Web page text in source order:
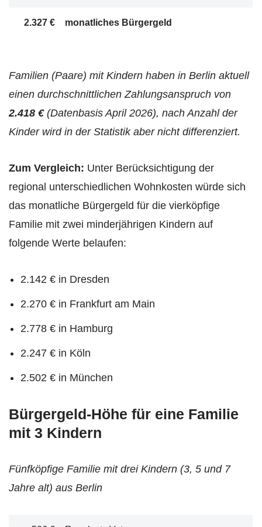
2.327 € monatliches Bürgergeld
Familien (Paare) mit Kindern haben in Berlin aktuell
einen durchschnittlichen Zahlungsanspruch von
2.418 €(Datenbasis April 2026), nach Anzahl der
Kinder wird in der Statistik aber nicht differenziert.
Zum Vergleich: Unter Berücksichtigung der
regional unterschiedlichen Wohnkosten würde sich
das monatliche Bürgergeld für die vierköpfige
Familie mit zwei minderjährigen Kindern auf
folgende Werte belaufen:
2.142 € in Dresden
2.270 € in Frankfurt am Main
2.778 € in Hamburg
2.247 € in Köln
2.502 € in München
Bürgergeld-Höhe für eine Familie
mit 3 Kindern
Fünfköpfige Familie mit drei Kindern (3, 5 und 7
Jahre alt) aus Berlin